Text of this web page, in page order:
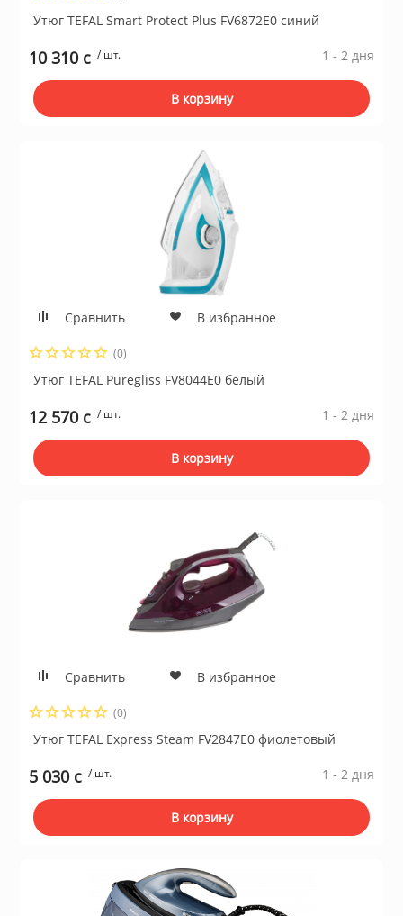
Утюг TEFAL Smart Protect Plus FV6872E0 синий
10 310 c / шт. 1 - 2 дня
В корзину
Сравнить В избранное
(0)
Утюг TEFAL Puregliss FV8044E0 белый
12 570 c / шт. 1 - 2 дня
В корзину
Сравнить В избранное
(0)
Утюг TEFAL Express Steam FV2847E0 фиолетовый
5 030 c / шт. 1 - 2 дня
В корзину